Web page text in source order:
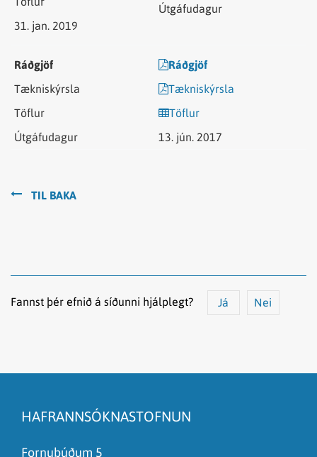
31. jan. 2019
Ráðgjöf
Tækniskýrsla
Töflur
13. jún. 2017
TIL BAKA
Fannst þér efnið á síðunni hjálplegt? Já Nei
Það er of mikið efni á síðunni
Ég skil ekki efnið, finnst það of flókið
HAFRANNSÓKNASTOFNUN
Fornubúðum 5